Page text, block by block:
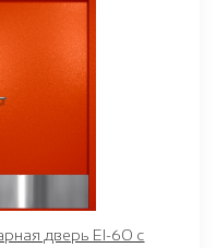
дверь EI-60 с